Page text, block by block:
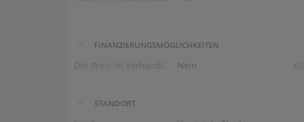
FINANZIERUNGSMÖGLICHKEITEN
Nein
STANDORT